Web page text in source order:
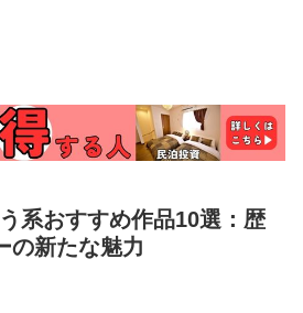
系おすすめ作品10選：歴
の新たな魅力